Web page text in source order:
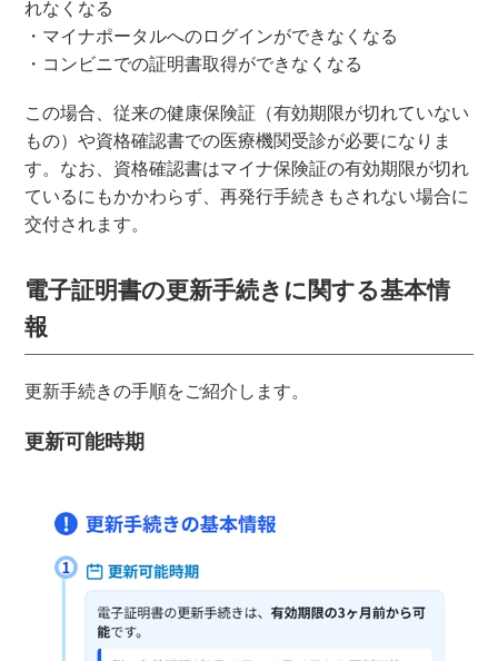
れなくなる
・マイナポータルへのログインができなくなる
・コンビニでの証明書取得ができなくなる
この場合、従来の健康保険証（有効期限が切れていない
もの）や資格確認書での医療機関受診が必要になりま
す。なお、資格確認書はマイナ保険証の有効期限が切れ
ているにもかかわらず、再発行手続きもされない場合に
交付されます。
電子証明書の更新手続きに関する基本情
報
更新手続きの手順をご紹介します。
更新可能時期